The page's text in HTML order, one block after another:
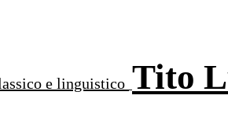
e linguistico Tito